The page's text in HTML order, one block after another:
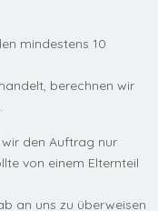
mindestens 10
berechnen wir
den Auftrag nur
von einem Elternteil
an uns zu überweisen